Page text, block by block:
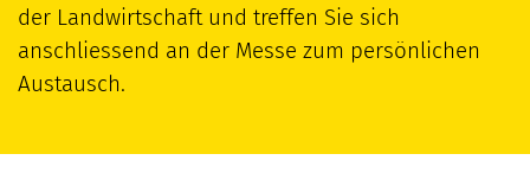
der Landwirtschaft und treffen Sie sich
anschliessend an der Messe zum persönlichen
Austausch.